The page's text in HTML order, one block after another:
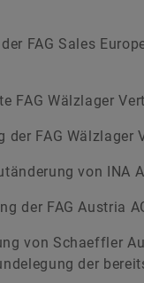
FAG Sales
FAG Wälzlager
der FAG Wälzlager
von INA
der FAG Austria
von Schaeffler
der